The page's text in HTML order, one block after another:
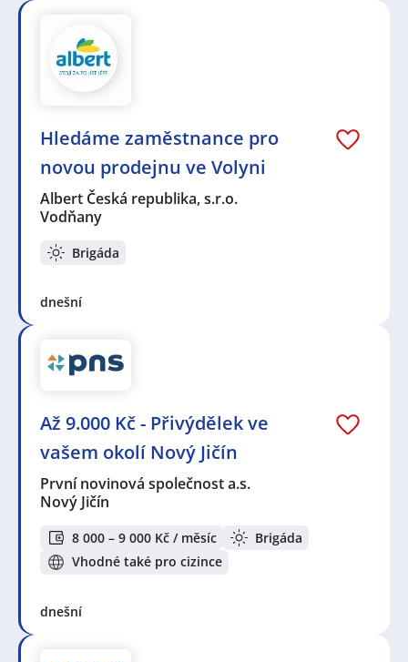
Hledáme zaměstnance pro
novou prodejnu ve Volyni
Albert Česká republika, s.r.o.
Vodňany
Brigáda
dnešní
Až 9.000 Kč - Přivýdělek ve
vašem okolí Nový Jičín
První novinová společnost a.s.
Nový Jičín
8 000 – 9 000 Kč / měsíc
Brigáda
Vhodné také pro cizince
dnešní